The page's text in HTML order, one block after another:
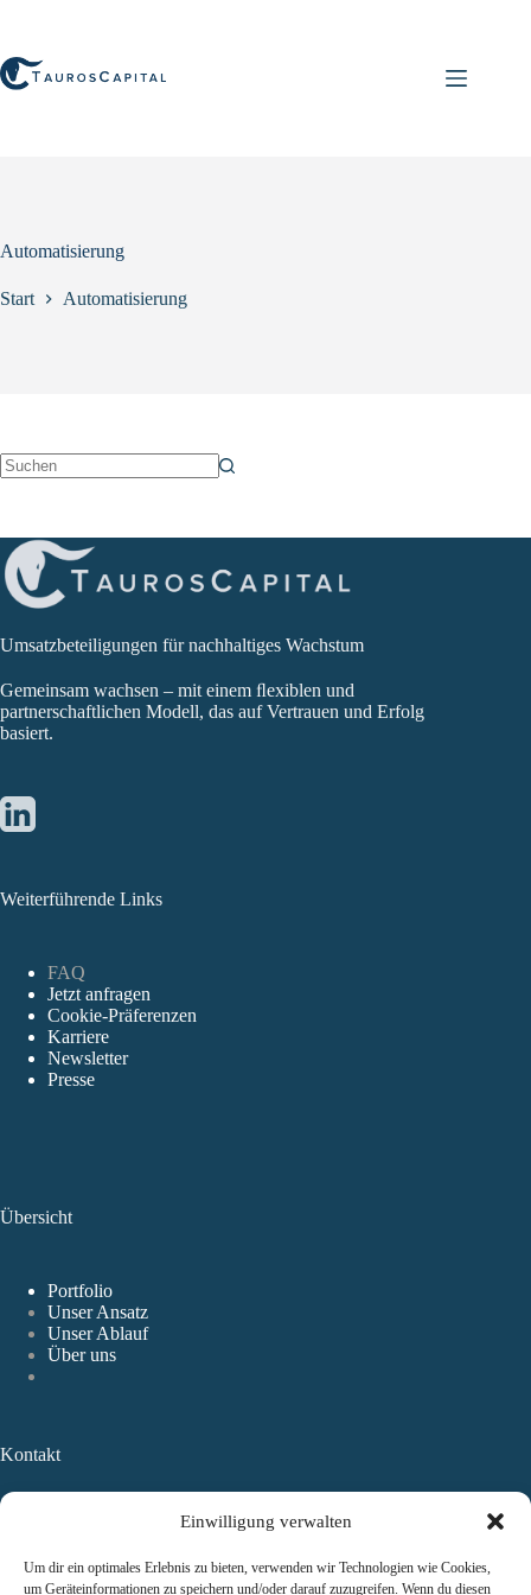
Einwilligung verwalten
Um dir ein optimales Erlebnis zu bieten, verwenden wir Technologien wie Cookies,
um Geräteinformationen zu speichern und/oder darauf zuzugreifen. Wenn du diesen
Automatisierung
Start Automatisierung
Umsatzbeteiligungen für nachhaltiges Wachstum
Gemeinsam wachsen – mit einem ﬂexiblen und
partnerschaftlichen Modell, das auf Vertrauen und Erfolg
basiert.
Weiterführende Links
FAQ
Jetzt anfragen
Cookie-Präferenzen
Karriere
Newsletter
Presse
Übersicht
Portfolio
Unser Ansatz
Unser Ablauf
Über uns
Kontakt
1100 Wien, Am Belvedere 1